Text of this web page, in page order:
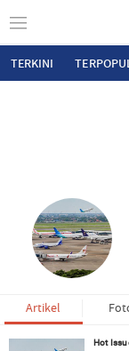
TERKINI
Artikel
Hot